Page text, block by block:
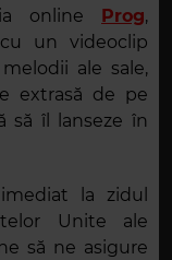
online Prog,
un videoclip
ale sale,
extrasă de pe
să îl lanseze în
la zidul
Unite ale
să ne asigure